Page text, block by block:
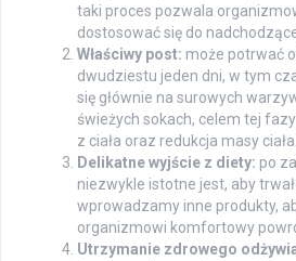
taki proces pozwala
dostosować się do
Właściwy post: może potrwać
dwudziestu jeden dni, w tym
się głównie na surowych
świeżych sokach, celem tej
z ciała oraz redukcja masy ciała.
Delikatne wyjście z diety: po
niezwykle istotne jest, aby
wprowadzamy inne produkty,
organizmowi komfortowy
Utrzymanie zdrowego